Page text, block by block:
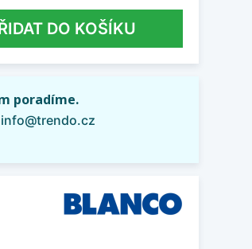
DO KOŠÍKU
poradíme.
info@trendo.cz